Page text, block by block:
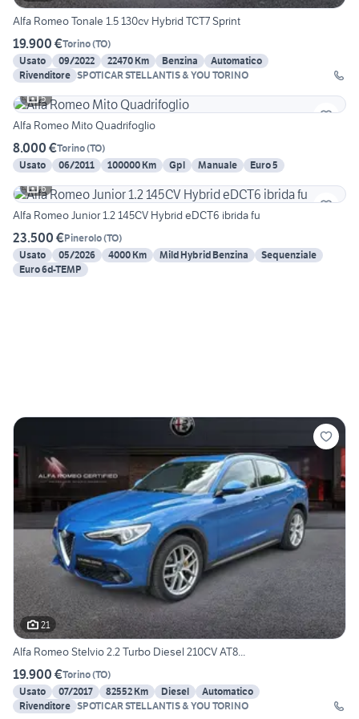
Alfa Romeo Tonale 1.5 130cv Hybrid TCT7 Sprint
19.900 €Torino(TO)
Usato
09/2022 22470 Km Benzina
Automatico
Rivenditore SPOTICAR STELLANTIS & YOU TORINO
5
Alfa Romeo Mito Quadrifoglio
8.000 €Torino(TO)
Usato
06/2011 100000 Km Gpl Manuale
Euro 5
6
Alfa Romeo Junior 1.2 145CV Hybrid eDCT6 ibrida fu
23.500 €Pinerolo(TO)
Usato
05/2026 4000 Km Mild Hybrid Benzina
Sequenziale
Euro 6d-TEMP
21
Alfa Romeo Stelvio 2.2 Turbo Diesel 210CV AT8...
19.900 €Torino(TO)
Usato
07/2017 82552 Km Diesel
Automatico
Rivenditore SPOTICAR STELLANTIS & YOU TORINO